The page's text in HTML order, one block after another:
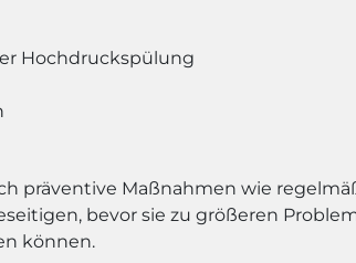
Hochdruckspülung
präventive Maßnahmen wie
bevor sie zu größeren
können.